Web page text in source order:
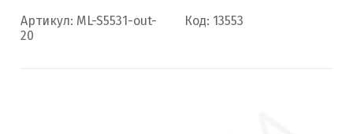
Артикул: ML-S5531-out-
20
Код: 13553